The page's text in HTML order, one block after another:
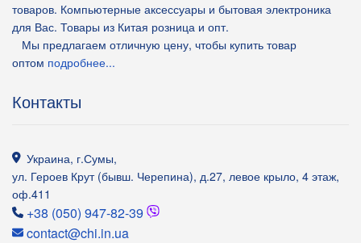
товаров. Компьютерные аксессуары и бытовая электроника
для Вас. Товары из Китая розница и опт.
Мы предлагаем отличную цену, чтобы купить товар
оптом подробнее...
Контакты
Украина, г.Сумы,
ул. Героев Крут (бывш. Черепина), д.27, левое крыло, 4 этаж,
оф.411
+38 (050) 947-82-39
contact@chi.in.ua